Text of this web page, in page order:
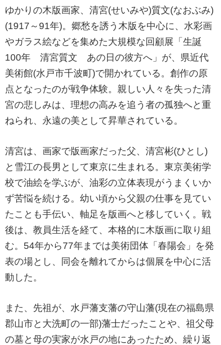
ゆかりの木版画家、清宮(せいみや)質文(なおぶみ)
(1917～91年)。郷愁を誘う木版を中心に、水彩画
やガラス絵などを集めた大規模な回顧展「生誕
100年 清宮質文 あの日の彼方へ」が、県近代
美術館(水戸市千波町)で開かれている。創作の原
点となったのが戦争体験。親しい人々を失った清
宮の悲しみは、理想の高みを追う者の孤独へと重
ねられ、永遠の美として昇華されている。
清宮は、画家で版画家だった父、清宮彬(ひとし)
と雪江の長男として東京に生まれる。東京美術学
校で油絵を学ぶが、油彩の立体表現がうまくいか
ず苦悩を続ける。幼い頃から父親の仕事を見てい
たことも手伝い、軸足を版画へと移していく。戦
後は、教員生活を経て、本格的に木版画に取り組
む。54年から77年までは美術団体「春陽会」を発
表の場とし、同会を離れてからは個展を中心に活
動した。
また、先祖が、水戸藩支藩の守山藩(現在の福島県
郡山市と大洗町の一部)藩士だったことや、祖父母
の墓と母の実家が水戸の地にあったため、繰り返